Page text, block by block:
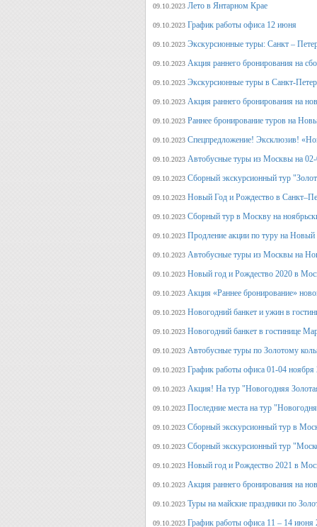
09.10.2023 Лето в Янтарном Крае
09.10.2023 График работы офиса 12 июня
09.10.2023 Экскурсионные туры: Санкт –
09.10.2023 Акция раннего бронирования на
09.10.2023 Экскурсионные туры в Санкт-
09.10.2023 Акция раннего бронирования на
09.10.2023 Раннее бронирование туров на
09.10.2023 Спецпредложение! Эксклюзив!
09.10.2023 Автобусные туры из Москвы на
09.10.2023 Сборный экскурсионный тур
09.10.2023 Новый Год и Рождество в
09.10.2023 Сборный тур в Москву на
09.10.2023 Продление акции по туру на
09.10.2023 Автобусные туры из Москвы на
09.10.2023 Новый год и Рождество 2020 в
09.10.2023 Акция «Раннее бронирование»
09.10.2023 Новогодний банкет и ужин в
09.10.2023 Новогодний банкет в гостинице
09.10.2023 Автобусные туры по Золотому
09.10.2023 График работы офиса 01-04 ноября
09.10.2023 Акция! На тур "Новогодняя
09.10.2023 Последние места на тур
09.10.2023 Сборный экскурсионный тур в
09.10.2023 Сборный экскурсионный тур
09.10.2023 Новый год и Рождество 2021 в
09.10.2023 Акция раннего бронирования на
09.10.2023 Туры на майские праздники по
09.10.2023 График работы офиса 11 – 14 июня